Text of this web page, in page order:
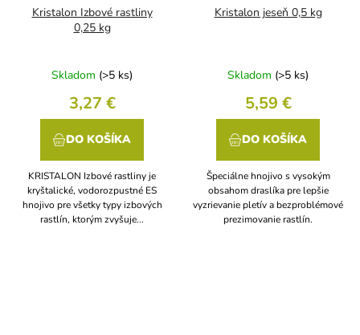
Kristalon Izbové rastliny
0,25 kg
Skladom (>5 ks)
3,27 €
DO KOŠÍKA
KRISTALON Izbové rastliny je
kryštalické, vodorozpustné ES
hnojivo pre všetky typy izbových
rastlín, ktorým zvyšuje...
Kristalon jeseň 0,5 kg
Skladom (>5 ks)
5,59 €
DO KOŠÍKA
Špeciálne hnojivo s vysokým
obsahom draslíka pre lepšie
vyzrievanie pletív a bezproblémové
prezimovanie rastlín.